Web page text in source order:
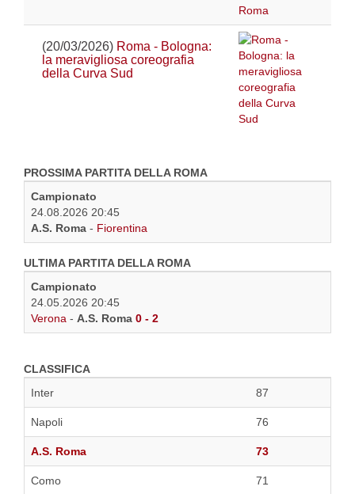
(20/03/2026) Roma - Bologna:
la meravigliosa coreografia
della Curva Sud
PROSSIMA PARTITA DELLA ROMA
Campionato
24.08.2026 20:45
A.S. Roma - Fiorentina
ULTIMA PARTITA DELLA ROMA
Campionato
24.05.2026 20:45
Verona - A.S. Roma 0 - 2
CLASSIFICA
Inter
87
Napoli 76
A.S. Roma 73
Como 71